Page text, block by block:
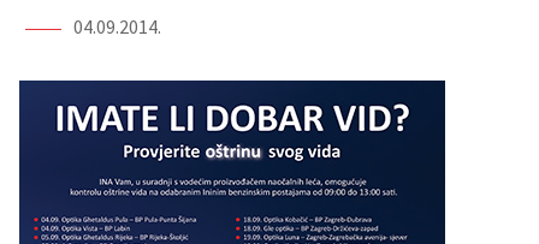
04.09.2014.